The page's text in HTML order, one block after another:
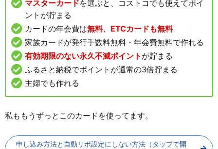
マスターカードを選ぶと、コストコでも使えてポイ
ントが貯まる
カードの年会費は無料、ETCカードも無料
家族カードが発行手数料無料・年会費無料で作れる
有効期限のない永久不滅ポイント が貯まる
ふるさと納税でポイントが通常の3倍貯まる
主婦でも作れる
私ももうずっとこのカードを使ってます。
申し込み方法と自動リボ設定にしない方法（タップで開